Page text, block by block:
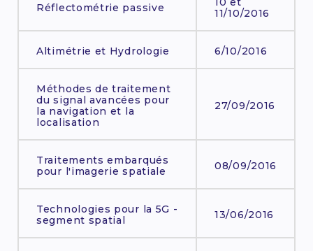
Réflectométrie passive
11/10/2016
Altimétrie et Hydrologie 6/10/2016
Méthodes de traitement
du signal avancées pour
la navigation et la
localisation
27/09/2016
Traitements embarqués
pour l'imagerie spatiale
08/09/2016
Technologies pour la 5G -
segment spatial
13/06/2016